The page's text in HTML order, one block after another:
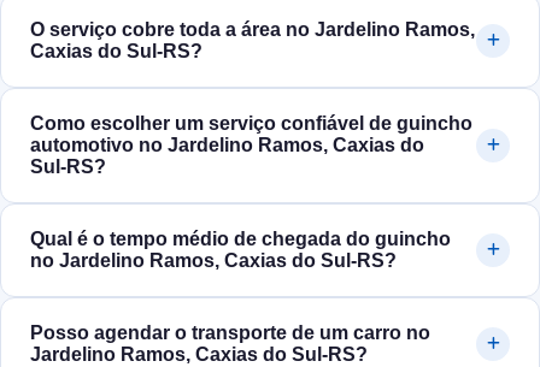
O serviço cobre toda a área no Jardelino Ramos,
Caxias do Sul‑RS?
Como escolher um serviço confiável de guincho
automotivo no Jardelino Ramos, Caxias do
Sul‑RS?
Qual é o tempo médio de chegada do guincho
no Jardelino Ramos, Caxias do Sul‑RS?
Posso agendar o transporte de um carro no
Jardelino Ramos, Caxias do Sul‑RS?